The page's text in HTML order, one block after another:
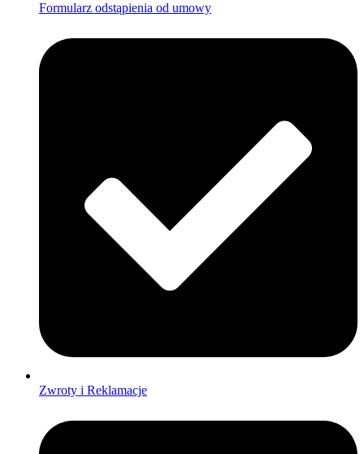
Formularz odstąpienia od umowy
Zwroty i Reklamacje